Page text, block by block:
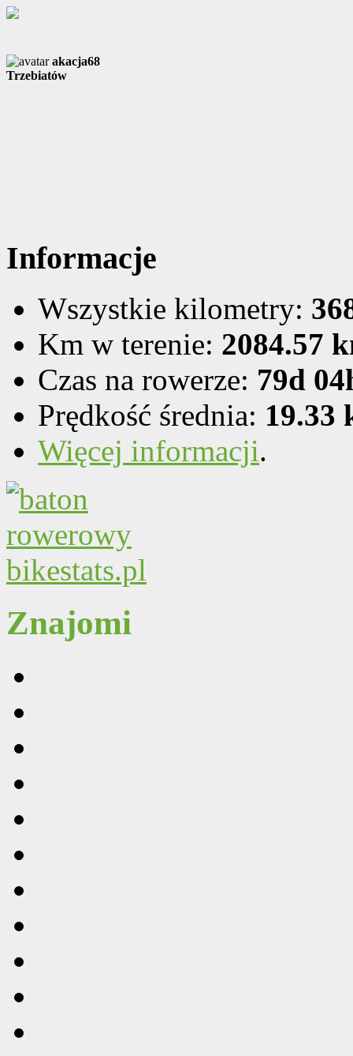
akacja68
Trzebiatów
Informacje
Wszystkie kilometry:
Km w terenie: 2084.57
Czas na rowerze: 79d
Prędkość średnia: 19.33
Więcej informacji.
Znajomi